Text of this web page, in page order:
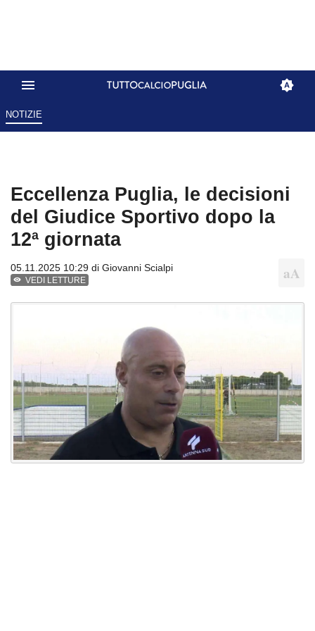
NOTIZIE
Eccellenza Puglia, le decisioni
del Giudice Sportivo dopo la
12ª giornata
05.11.2025 10:29 di Giovanni Scialpi
VEDI LETTURE